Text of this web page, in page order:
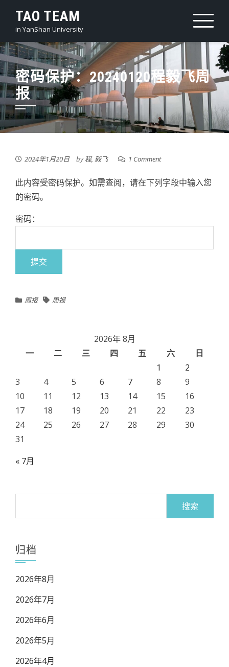
content
TAO TEAM
in YanShan University
密码保护：20240120程毅飞周
报
2024年1月20日 by程, 毅飞 1 Comment
此内容受密码保护。如需查阅，请在下列字段中输入您
的密码。
密码：
周报 周报
2026年 8月
一
二 三 四 五 六
日
1
2
3
4 5 6 7 8
9
10
11 12 13 14 15
16
17
18 19 20 21 22
23
24
25 26 27 28 29
30
31
« 7月
归档
2026年8月
2026年7月
2026年6月
2026年5月
2026年4月